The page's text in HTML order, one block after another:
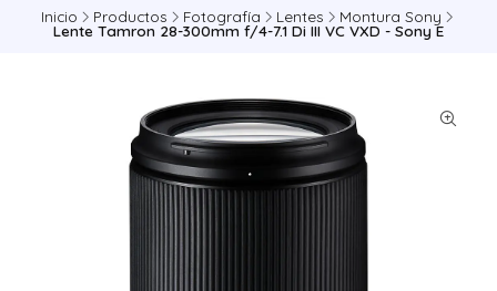
Inicio Productos Fotografía Lentes Montura Sony
Lente Tamron 28-300mm f/4-7.1 Di III VC VXD - Sony E